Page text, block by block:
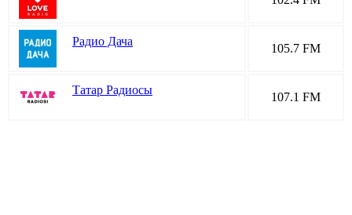
Радио Дача
105.7 FM
Татар Радиосы
107.1 FM